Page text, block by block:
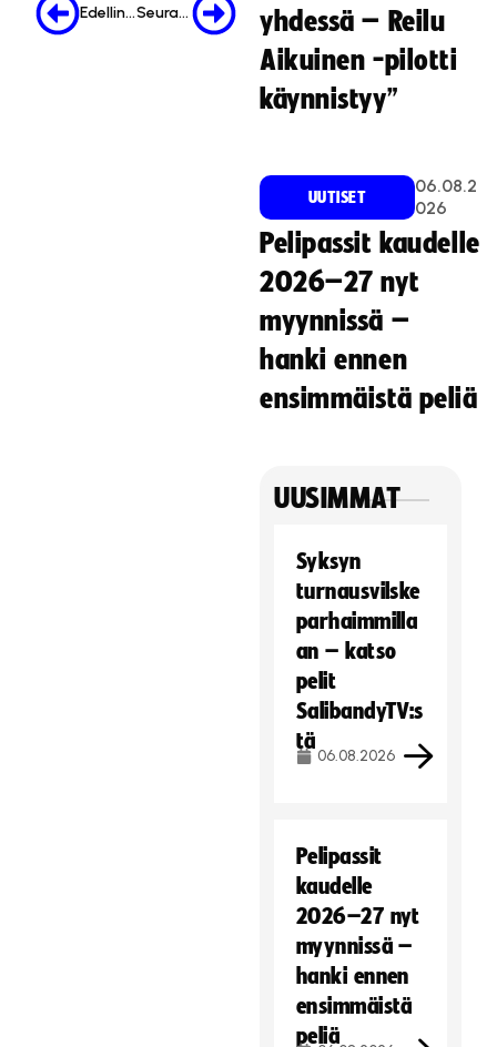
Edellinen Seuraava
yhdessä – Reilu
Aikuinen -pilotti
käynnistyy”
UUTISET
06.08.2
026
Pelipassit kaudelle
2026–27 nyt
myynnissä –
hanki ennen
ensimmäistä peliä
UUSIMMAT
Syksyn
turnausvilske
parhaimmilla
an – katso
pelit
SalibandyTV:s
tä
06.08.2026
Pelipassit
kaudelle
2026–27 nyt
myynnissä –
hanki ennen
ensimmäistä
peliä